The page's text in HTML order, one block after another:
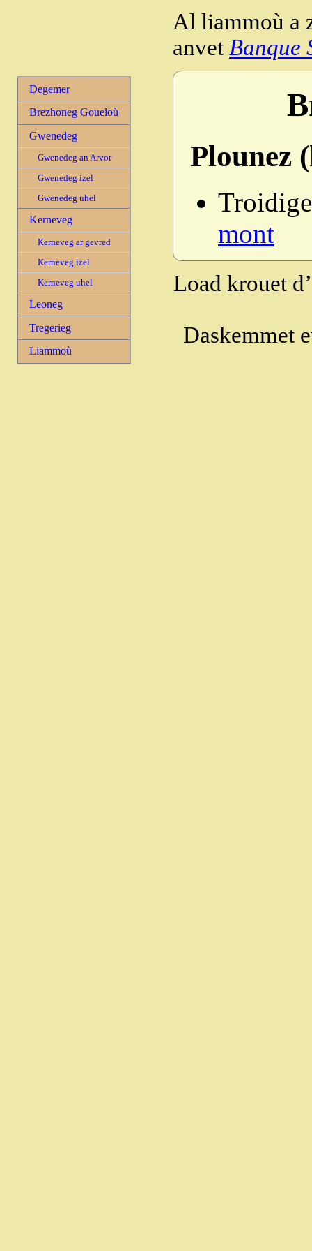
Degemer
Brezhoneg Goueloù
Gwenedeg
Gwenedeg an Arvor
Gwenedeg izel
Gwenedeg uhel
Kerneveg
Kerneveg ar gevred
Kerneveg izel
Kerneveg uhel
Leoneg
Tregerieg
Liammoù
Al liammoù a
anvet Banque
Plounez
mont
Load krouet
Daskemmet